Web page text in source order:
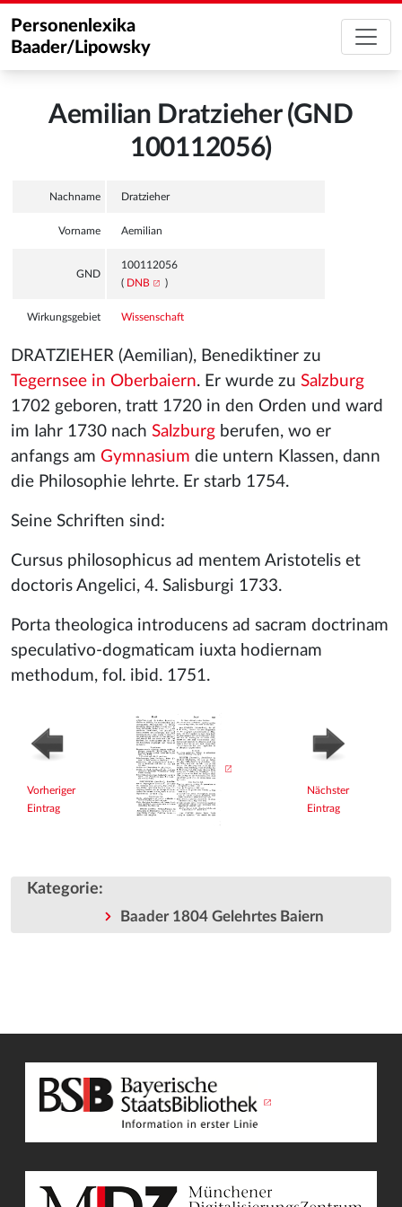
Personenlexika
Baader/Lipowsky
Aemilian Dratzieher (GND
100112056)
Nachname Dratzieher
Vorname Aemilian
GND
100112056
( DNB )
Wirkungsgebiet Wissenschaft
DRATZIEHER (Aemilian), Benediktiner zu
Tegernsee in Oberbaiern. Er wurde zu Salzburg
1702 geboren, tratt 1720 in den Orden und ward
im Iahr 1730 nach Salzburg berufen, wo er
anfangs am Gymnasium die untern Klassen, dann
die Philosophie lehrte. Er starb 1754.
Seine Schriften sind:
Cursus philosophicus ad mentem Aristotelis et
doctoris Angelici, 4. Salisburgi 1733.
Porta theologica introducens ad sacram doctrinam
speculativo-dogmaticam iuxta hodiernam
methodum, fol. ibid. 1751.
Vorheriger
Eintrag
Nächster
Eintrag
Kategorie:
Baader 1804 Gelehrtes Baiern